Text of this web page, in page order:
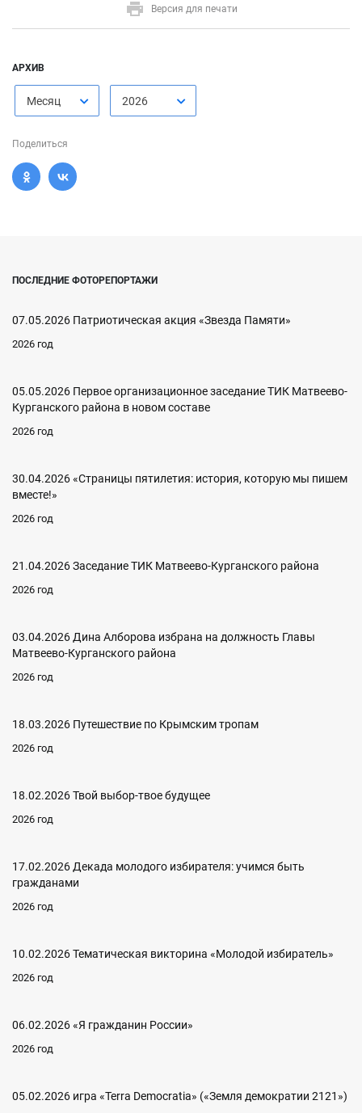
Версия для печати
АРХИВ
Месяц 2026
Поделиться
ПОСЛЕДНИЕ ФОТОРЕПОРТАЖИ
07.05.2026 Патриотическая акция «Звезда Памяти»
2026 год
05.05.2026 Первое организационное заседание ТИК Матвеево-
Курганского района в новом составе
2026 год
30.04.2026 «Страницы пятилетия: история, которую мы пишем
вместе!»
2026 год
21.04.2026 Заседание ТИК Матвеево-Курганского района
2026 год
03.04.2026 Дина Алборова избрана на должность Главы
Матвеево-Курганского района
2026 год
18.03.2026 Путешествие по Крымским тропам
2026 год
18.02.2026 Твой выбор-твое будущее
2026 год
17.02.2026 Декада молодого избирателя: учимся быть
гражданами
2026 год
10.02.2026 Тематическая викторина «Молодой избиратель»
2026 год
06.02.2026 «Я гражданин России»
2026 год
05.02.2026 игра «Terra Democratia» («Земля демократии 2121»)